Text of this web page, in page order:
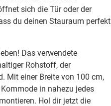
sich die Tür oder der
du deinen Stauraum perfekt
Das verwendete
Rohstoff, der
Mit einer Breite von 100 cm,
in nahezu jedes
Hol dir jetzt die